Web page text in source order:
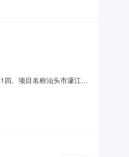
四、项目名称汕头市濠江区
主要标的：序